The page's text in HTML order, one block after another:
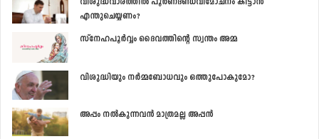
എന്തുചെയ്യണം?
സ്നേഹപൂര്‍വ്വം ദൈവത്തിന്‍റെ സ്വന്തം അമ്മ
വിശുദ്ധിയും നര്‍മ്മബോധവും ഒത്തുപോകുമോ?
അപ്പം നല്‍കുന്നവന്‍ മാത്രമല്ല അപ്പന്‍